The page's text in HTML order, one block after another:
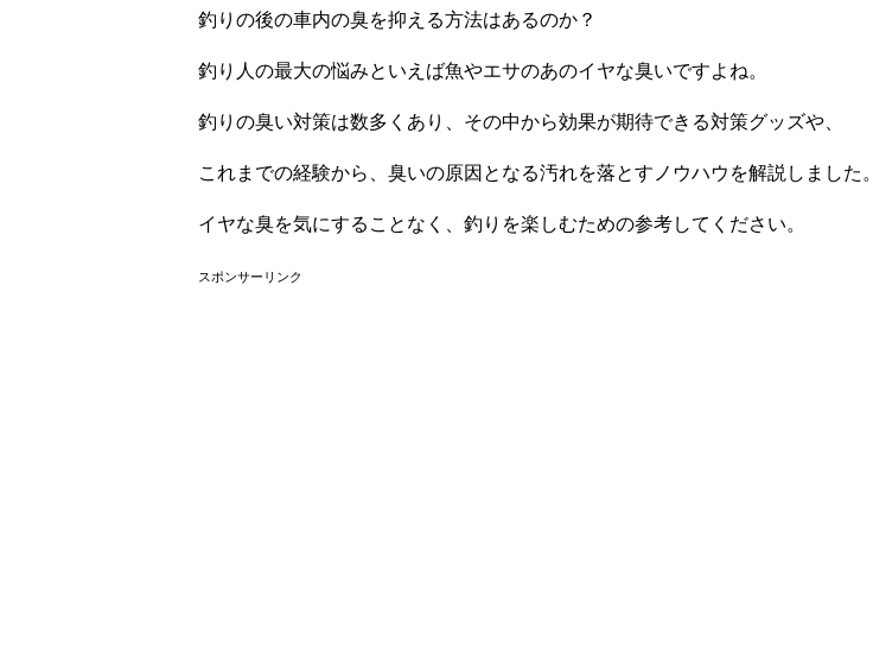
釣りの後の車内の臭を抑える方法はあるのか？
釣り人の最大の悩みといえば魚やエサのあのイヤな臭いですよね。
釣りの臭い対策は数多くあり、その中から効果が期待できる対策グッズや、
これまでの経験から、臭いの原因となる汚れを落とすノウハウを解説しました。
イヤな臭を気にすることなく、釣りを楽しむための参考してください。
スポンサーリンク